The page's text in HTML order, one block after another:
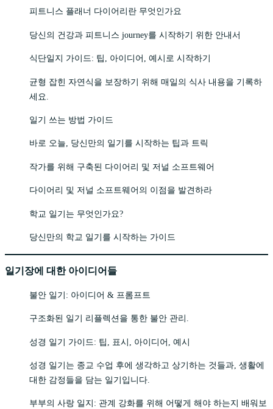
피트니스 플래너 다이어리란 무엇인가요
당신의 건강과 피트니스 journey를 시작하기 위한 안내서
식단일지 가이드: 팁, 아이디어, 예시로 시작하기
균형 잡힌 자연식을 보장하기 위해 매일의 식사 내용을 기록하
세요.
일기 쓰는 방법 가이드
바로 오늘, 당신만의 일기를 시작하는 팁과 트릭
작가를 위해 구축된 다이어리 및 저널 소프트웨어
다이어리 및 저널 소프트웨어의 이점을 발견하라
학교 일기는 무엇인가요?
당신만의 학교 일기를 시작하는 가이드
일기장에 대한 아이디어들
불안 일기: 아이디어 & 프롬프트
구조화된 일기 리플렉션을 통한 불안 관리.
성경 일기 가이드: 팁, 표시, 아이디어, 예시
성경 일기는 종교 수업 후에 생각하고 상기하는 것들과, 생활에
대한 감정들을 담는 일기입니다.
부부의 사랑 일지: 관계 강화를 위해 어떻게 해야 하는지 배워보